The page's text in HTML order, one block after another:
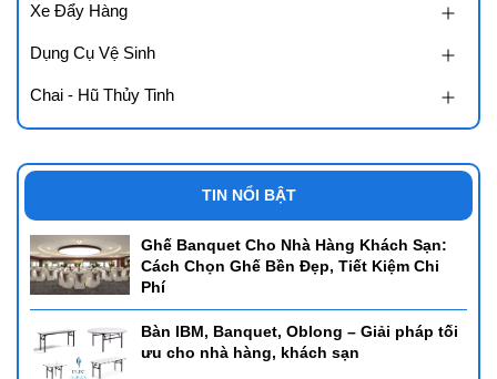
Xe Đẩy Hàng
Dụng Cụ Vệ Sinh
Chai - Hũ Thủy Tinh
TIN NỔI BẬT
Ghế Banquet Cho Nhà Hàng Khách Sạn:
Cách Chọn Ghế Bền Đẹp, Tiết Kiệm Chi
Phí
Bàn IBM, Banquet, Oblong – Giải pháp tối
ưu cho nhà hàng, khách sạn